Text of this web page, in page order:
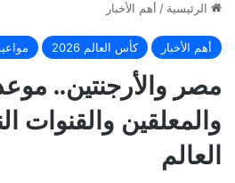
الرئيسية / أهم الأخبار
أهم الأخبار كأس العالم 2026
مصر والأرجنتين..
والمعلقين والقنوات
العالم